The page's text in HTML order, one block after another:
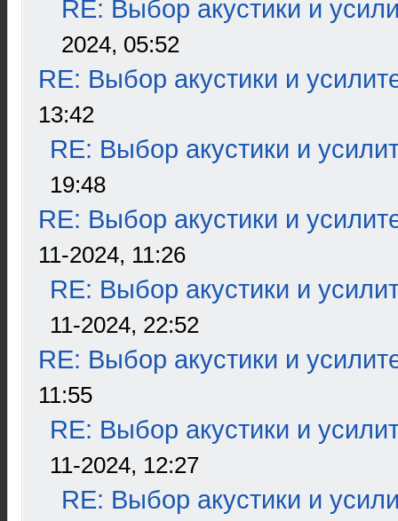
RE: Выбор акустики и
2024, 05:52
RE: Выбор акустики и
13:42
RE: Выбор акустики и
19:48
RE: Выбор акустики и
11-2024, 11:26
RE: Выбор акустики и
11-2024, 22:52
RE: Выбор акустики и
11:55
RE: Выбор акустики и
11-2024, 12:27
RE: Выбор акустики и